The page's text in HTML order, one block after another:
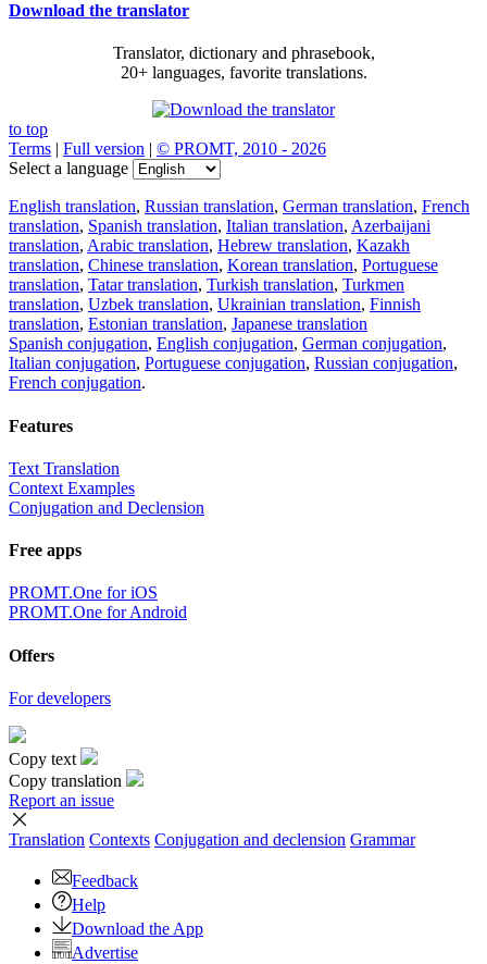
Download the translator
Translator, dictionary and phrasebook,
20+ languages, favorite translations.
to top
Terms | Full version | © PROMT, 2010 - 2026
Select a language
English translation, Russian translation, German translation, French
translation, Spanish translation, Italian translation, Azerbaijani
translation, Arabic translation, Hebrew translation, Kazakh
translation, Chinese translation, Korean translation, Portuguese
translation, Tatar translation, Turkish translation, Turkmen
translation, Uzbek translation, Ukrainian translation, Finnish
translation, Estonian translation, Japanese translation
Spanish conjugation, English conjugation, German conjugation,
Italian conjugation, Portuguese conjugation, Russian conjugation,
French conjugation.
Features
Text Translation
Context Examples
Conjugation and Declension
Free apps
PROMT.One for iOS
PROMT.One for Android
Offers
For developers
Copy text
Copy translation
Report an issue
Translation Contexts Conjugation and declension Grammar
Feedback
Help
Download the App
Advertise